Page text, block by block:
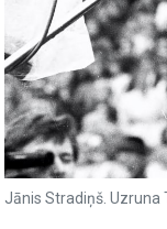
Jānis Stradiņš.